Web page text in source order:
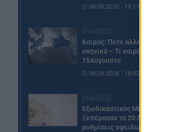
06.08.2026 - 19:17
Καιρός: Πότε αλλάζει το
σκηνικό – Τι καιρό θα κάνει τον
15Αύγουστο
06.08.2026 - 18:02
Εξωδικαστικός Μηχανισμός:
Ξεπέρασαν τα 20 δισ. ευρώ οι
ρυθμίσεις οφειλών